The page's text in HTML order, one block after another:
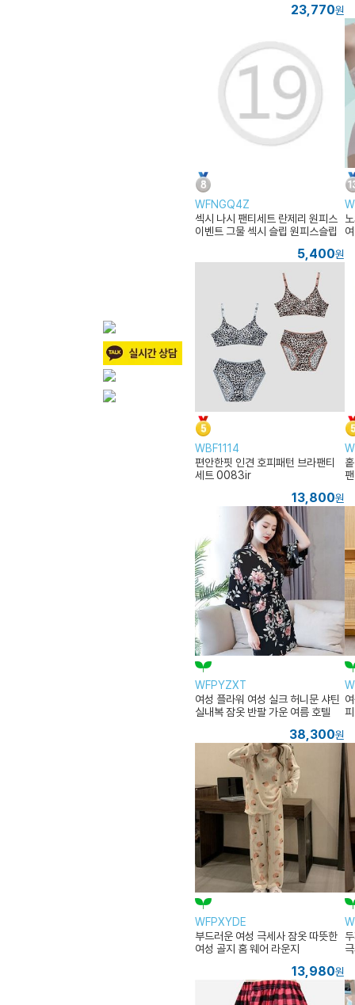
23,770원
WFNGQ4Z
섹시 나시 팬티세트 란제리 원피스
이벤트 그물 섹시 슬립 원피스슬립
5,400원
WBF1114
편안한핏 인견 호피패턴 브라팬티
세트 0083ir
13,800원
WFPYZXT
여성 플라워 여성 실크 허니문 샤틴
실내복 잠옷 반팔 가운 여름 호텔
38,300원
WFPXYDE
부드러운 여성 극세사 잠옷 따뜻한
여성 골지 홈 웨어 라운지
13,980원